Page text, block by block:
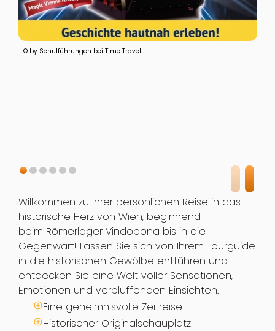
© by Schulführungen bei Time Travel
Willkommen zu Ihrer persönlichen Reise in das
historische Herz von Wien, beginnend
beim Römerlager Vindobona bis in die
Gegenwart! Lassen Sie sich von Ihrem Tourguide
in die historischen Gewölbe entführen und
entdecken Sie eine Welt voller Sensationen,
Emotionen und verblüffenden Einsichten.
Eine geheimnisvolle Zeitreise
Historischer Originalschauplatz